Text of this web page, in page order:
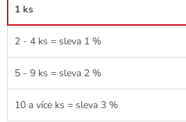
1 ks
2 - 4 ks = sleva 1 %
5 - 9 ks = sleva 2 %
10 a více ks = sleva 3 %